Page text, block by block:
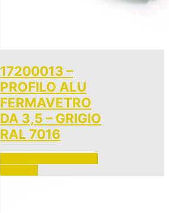
17200013 –
PROFILO ALU
FERMAVETRO
DA 3,5 – GRIGIO
RAL 7016